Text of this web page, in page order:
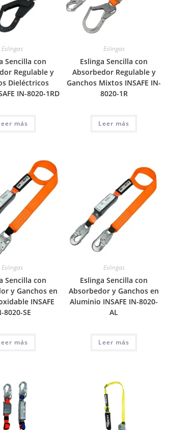
Eslingas
Sencilla con
Regulable y
Dieléctricos
IN-8020-1RD
más
Eslingas
Eslinga Sencilla con
Absorbedor Regulable y
Ganchos Mixtos INSAFE IN-
8020-1R
Leer más
Eslingas
Sencilla con
y Ganchos en
INSAFE
8020-SE
más
Eslingas
Eslinga Sencilla con
Absorbedor y Ganchos en
Aluminio INSAFE IN-8020-
AL
Leer más